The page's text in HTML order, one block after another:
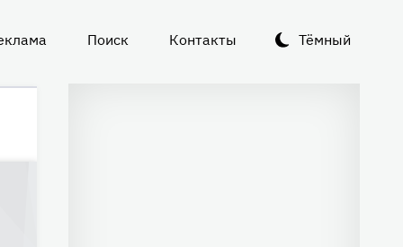
Тёмный
Поиск Контакты